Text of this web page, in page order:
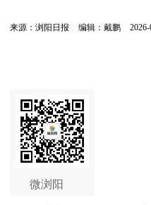
来源：浏阳日报 编辑：戴鹏
微浏阳